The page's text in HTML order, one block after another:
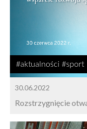
#aktualności #sport
30.06.2022
Rozstrzygnięcie